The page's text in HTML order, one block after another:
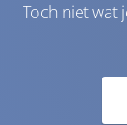
Toch niet wat